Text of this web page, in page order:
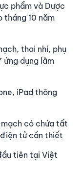
phẩm và Dược
tháng 10 năm
thai nhi, phụ
ứng dụng lâm
iPad thông
có chứa tất
tử cần thiết
tiên tại Việt